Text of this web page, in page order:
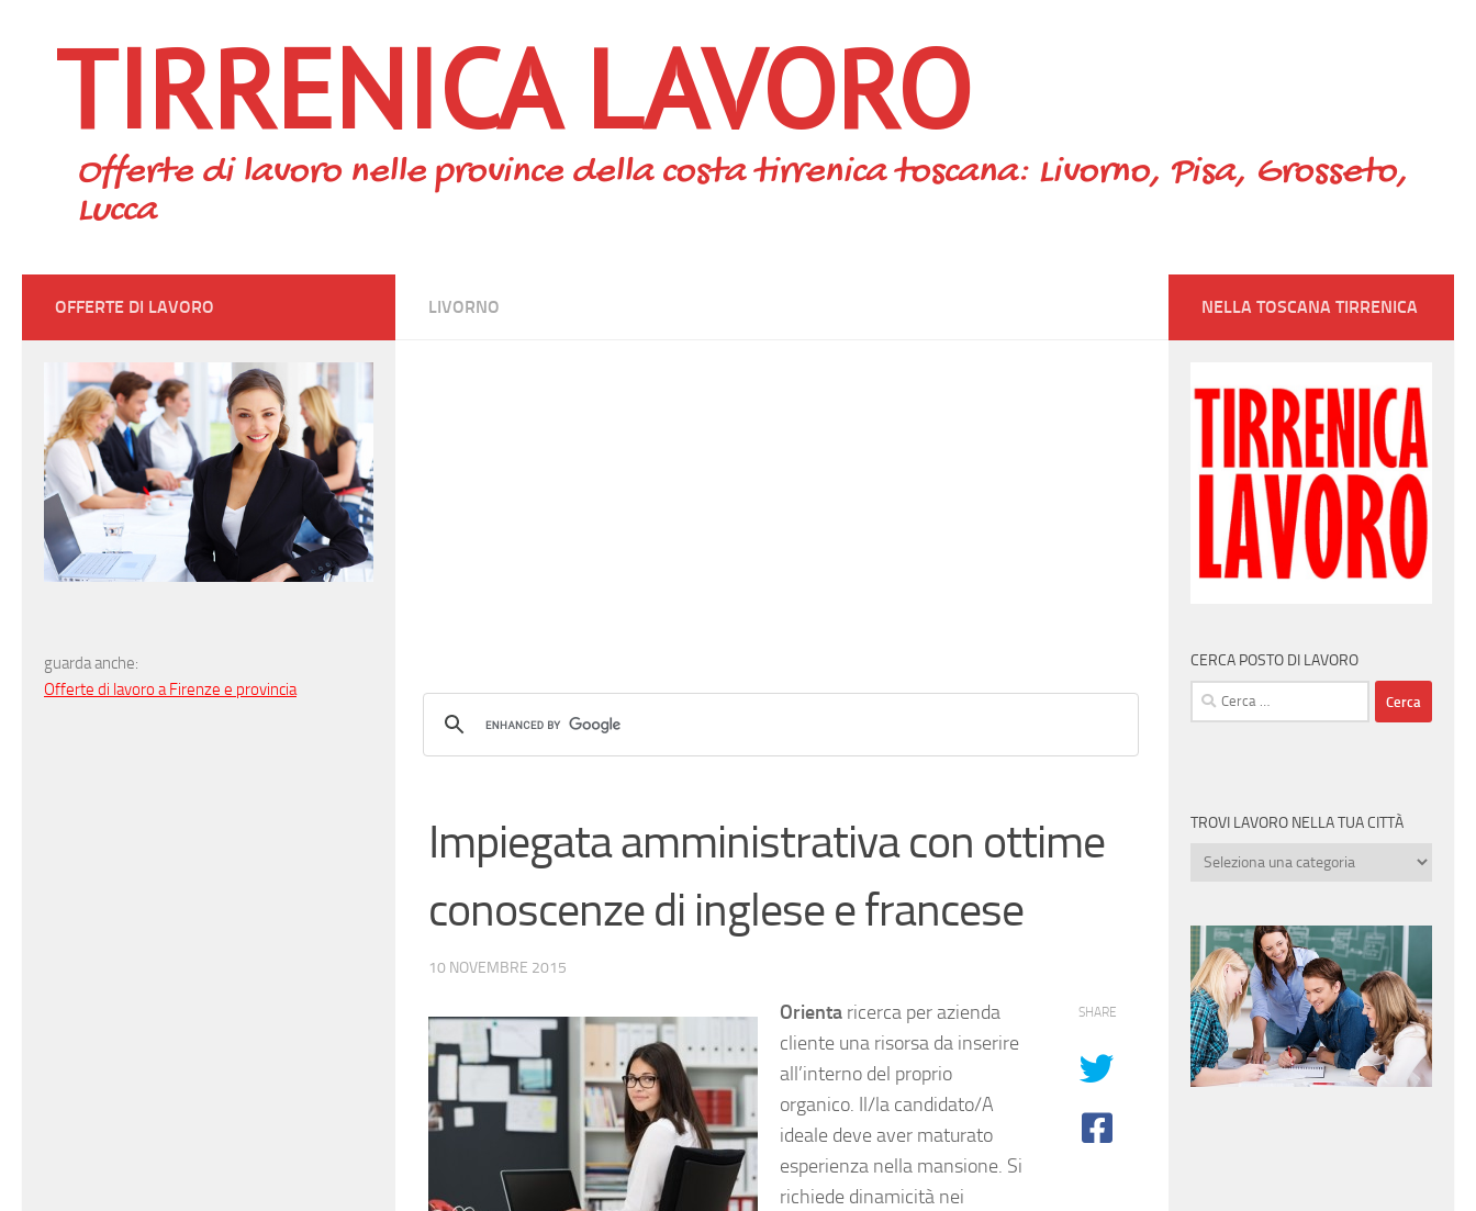
TIRRENICA LAVORO
Offerte di lavoro nelle province della costa tirrenica toscana: Livorno, Pisa, Grosseto,
Lucca
LIVORNO
Impiegata amministrativa con ottime
conoscenze di inglese e francese
10 NOVEMBRE 2015
Orienta ricerca per azienda
cliente una risorsa da inserire
all’interno del proprio
organico. Il/la candidato/A
ideale deve aver maturato
esperienza nella mansione. Si
richiede dinamicità nei
SHARE
OFFERTE DI LAVORO
guarda anche:
Offerte di lavoro a Firenze e provincia
NELLA TOSCANA TIRRENICA
CERCA POSTO DI LAVORO
Ricerca
per:
TROVI LAVORO NELLA TUA CITTÀ
Trovi
tua
città